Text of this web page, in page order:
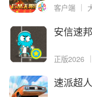
客户端
安信速
正版2026 ｜
速派超